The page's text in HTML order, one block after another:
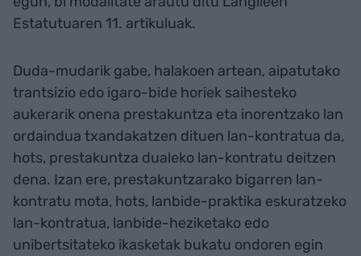
Estatutuaren 11. artikuluak.
Duda-mudarik gabe, halakoen artean, aipatutako
trantsizio edo igaro-bide horiek saihesteko
aukerarik onena prestakuntza eta inorentzako lan
ordaindua txandakatzen dituen lan-kontratua da,
hots, prestakuntza dualeko lan-kontratu deitzen
dena. Izan ere, prestakuntzarako bigarren lan-
kontratu mota, hots, lanbide-praktika eskuratzeko
lan-kontratua, lanbide-heziketako edo
unibertsitateko ikasketak bukatu ondoren egin